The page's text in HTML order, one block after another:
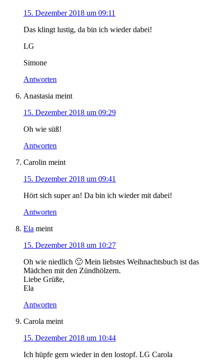
15. Dezember 2018 um 09:11
Das klingt lustig, da bin ich wieder dabei!
LG
Simone
Antworten
Anastasia meint
15. Dezember 2018 um 09:29
Oh wie süß!
Antworten
Carolin meint
15. Dezember 2018 um 09:41
Hört sich super an! Da bin ich wieder mit dabei!
Antworten
Ela meint
15. Dezember 2018 um 10:27
Oh wie niedlich 🙂 Mein liebstes Weihnachtsbuch ist das
Mädchen mit den Zündhölzern.
Liebe Grüße,
Ela
Antworten
Carola meint
15. Dezember 2018 um 10:44
Ich hüpfe gern wieder in den lostopf. LG Carola